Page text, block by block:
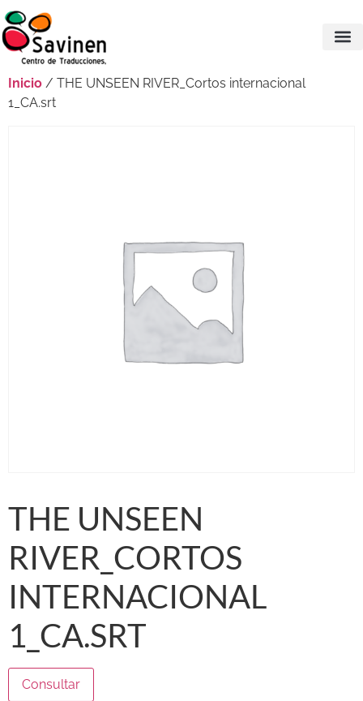
Inicio / THE UNSEEN RIVER_Cortos internacional
1_CA.srt
THE UNSEEN
RIVER_CORTOS
INTERNACIONAL
1_CA.SRT
Consultar